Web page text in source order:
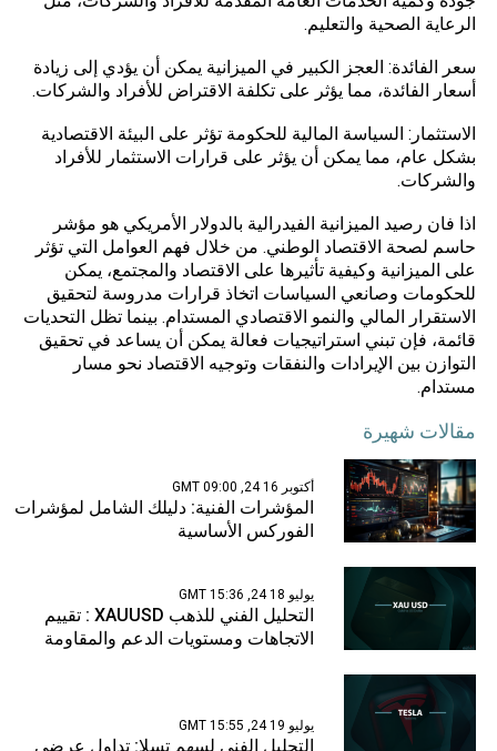
الرعاية الصحية والتعليم.
سعر الفائدة: العجز الكبير في الميزانية يمكن أن يؤدي إلى زيادة
أسعار الفائدة، مما يؤثر على تكلفة الاقتراض للأفراد والشركات.
الاستثمار: السياسة المالية للحكومة تؤثر على البيئة الاقتصادية
بشكل عام، مما يمكن أن يؤثر على قرارات الاستثمار للأفراد
والشركات.
اذا فان رصيد الميزانية الفيدرالية بالدولار الأمريكي هو مؤشر
حاسم لصحة الاقتصاد الوطني. من خلال فهم العوامل التي تؤثر
على الميزانية وكيفية تأثيرها على الاقتصاد والمجتمع، يمكن
للحكومات وصانعي السياسات اتخاذ قرارات مدروسة لتحقيق
الاستقرار المالي والنمو الاقتصادي المستدام. بينما تظل التحديات
قائمة، فإن تبني استراتيجيات فعالة يمكن أن يساعد في تحقيق
التوازن بين الإيرادات والنفقات وتوجيه الاقتصاد نحو مسار
مستدام.
مقالات شهيرة
أكتوبر 16 24, 09:00 GMT
المؤشرات الفنية: دليلك الشامل لمؤشرات
الفوركس الأساسية
يوليو 18 24, 15:36 GMT
التحليل الفني للذهب XAUUSD : تقييم
الاتجاهات ومستويات الدعم والمقاومة
يوليو 19 24, 15:55 GMT
التحليل الفني لسهم تسلا: تداول عرضي